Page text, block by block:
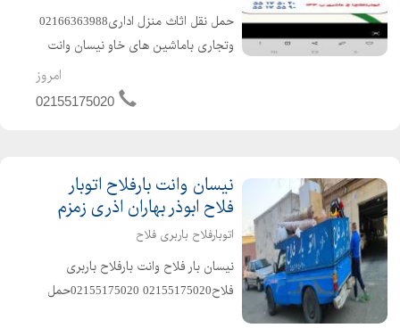
حمل نقل اثاث منزل اداری02166363988
وتجاری باماشین های خاو نیسان وانت
بارفلاح از تهران تا پرند ازتهران به شهر یار
با مجوز رسمی اتحادیه بابیمه نامه بارنا
امروز
02155175020
نیسان وانت بارفلاح اتوبار
فلاح ابوذر بهاران اذری زمزم
اتوبارفلاح باربری فلاح
نیسان بار فلاح وانت بارفلاح باربری
فلاح02155175020 02155175020حمل